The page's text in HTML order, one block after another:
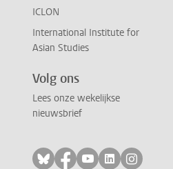
ICLON
International Institute for
Asian Studies
Volg ons
Lees onze wekelijkse
nieuwsbrief
Volg ons op bluesky
Volg ons op
Volg ons op
Volg ons
Volg